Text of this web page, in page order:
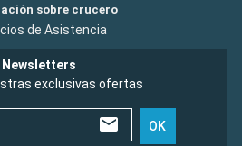
sobre crucero
de Asistencia
Newsletters
exclusivas ofertas
OK